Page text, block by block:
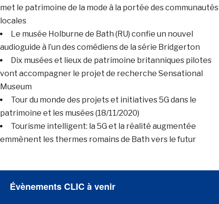
met le patrimoine de la mode à la portée des communautés
locales
Le musée Holburne de Bath (RU) confie un nouvel
audioguide à l’un des comédiens de la série Bridgerton
Dix musées et lieux de patrimoine britanniques pilotes
vont accompagner le projet de recherche Sensational
Museum
Tour du monde des projets et initiatives 5G dans le
patrimoine et les musées (18/11/2020)
Tourisme intelligent: la 5G et la réalité augmentée
emmènent les thermes romains de Bath vers le futur
Évènements CLIC à venir